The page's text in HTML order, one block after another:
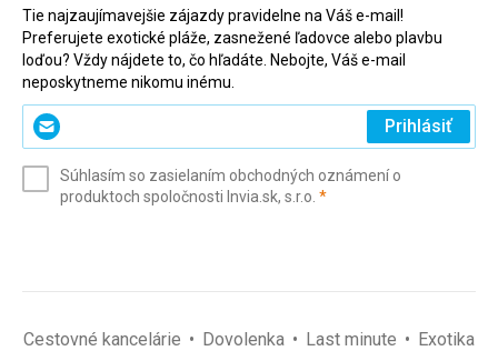
Tie najzaujímavejšie zájazdy pravidelne na Váš e-mail!
Preferujete exotické pláže, zasnežené ľadovce alebo plavbu
loďou? Vždy nájdete to, čo hľadáte. Nebojte, Váš e-mail
neposkytneme nikomu inému.
Zadajte
svoj
(povinné)
Prihlásiť
Súhlasím so zasielaním obchodných oznámení o
produktoch spoločnosti Invia.sk, s.r.o. *(povinné)
Cestovné kancelárie Dovolenka Last minute
Exotika